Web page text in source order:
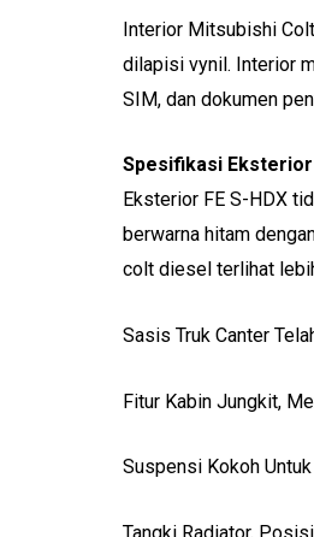
Interior Mitsubishi
dilapisi vynil. Interior
SIM, dan dokumen
Spesifikasi Eksterior
Eksterior FE S-HDX
berwarna hitam
colt diesel terlihat
Sasis Truk Canter
Fitur Kabin Jungkit,
Suspensi Kokoh
Tangki Radiator,